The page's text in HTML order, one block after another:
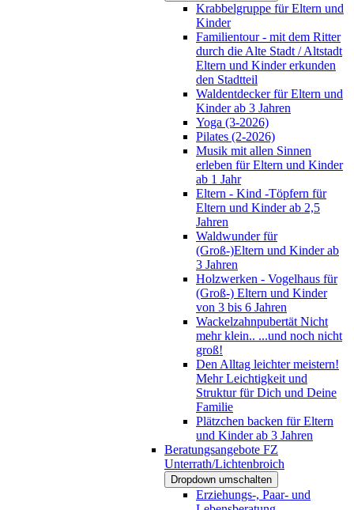
Krabbelgruppe für Eltern und
Kinder
Familientour - mit dem Ritter
durch die Alte Stadt / Altstadt
Eltern und Kinder erkunden
den Stadtteil
Waldentdecker für Eltern und
Kinder ab 3 Jahren
Yoga (3-2026)
Pilates (2-2026)
Musik mit allen Sinnen
erleben für Eltern und Kinder
ab 1 Jahr
Eltern - Kind -Töpfern für
Eltern und Kinder ab 2,5
Jahren
Waldwunder für
(Groß-)Eltern und Kinder ab
3 Jahren
Holzwerken - Vogelhaus für
(Groß-) Eltern und Kinder
von 3 bis 6 Jahren
Wackelzahnpubertät Nicht
mehr klein.. ...und noch nicht
groß!
Den Alltag leichter meistern!
Mehr Leichtigkeit und
Struktur für Dich und Deine
Familie
Plätzchen backen für Eltern
und Kinder ab 3 Jahren
Beratungsangebote FZ
Unterrath/Lichtenbroich
Dropdown umschalten
Erziehungs-, Paar- und